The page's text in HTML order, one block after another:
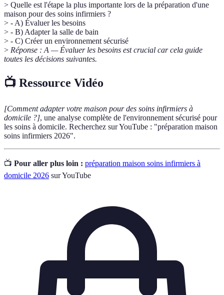
> Quelle est l'étape la plus importante lors de la préparation d'une
maison pour des soins infirmiers ?
> - A) Évaluer les besoins
> - B) Adapter la salle de bain
> - C) Créer un environnement sécurisé
> Réponse : A — Évaluer les besoins est crucial car cela guide
toutes les décisions suivantes.
📺 Ressource Vidéo
[Comment adapter votre maison pour des soins infirmiers à
domicile ?], une analyse complète de l'environnement sécurisé pour
les soins à domicile. Recherchez sur YouTube : "préparation maison
soins infirmiers 2026".
📺 Pour aller plus loin : préparation maison soins infirmiers à
domicile 2026 sur YouTube